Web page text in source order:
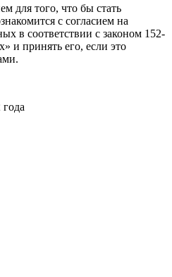
для того, что бы стать
с согласием на
в соответствии с законом 152-
и принять его, если это